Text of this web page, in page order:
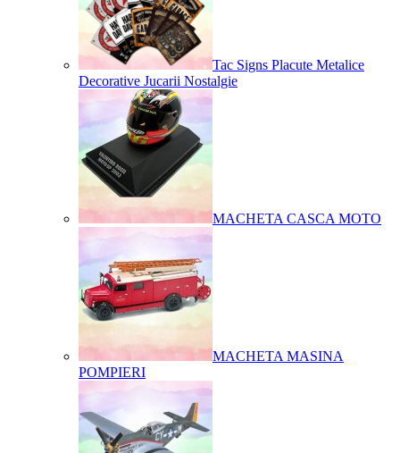
Tac Signs Placute Metalice
Decorative Jucarii Nostalgie
MACHETA CASCA MOTO
MACHETA MASINA
POMPIERI